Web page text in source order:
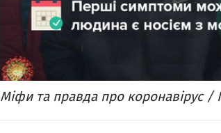
Міфи та правда про коронавірус /